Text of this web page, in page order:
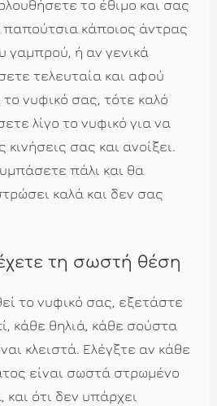
το έθιμο και σας
κάποιος άντρας
γαμπρού, ή αν γενικά
τελευταία και αφού
νυφικό σας, τότε καλό
λίγο το νυφικό για να
κινήσεις σας και ανοίξει.
πάλι και θα
καλά και δεν σας
τη σωστή θέση
το νυφικό σας, εξετάστε
κάθε θηλιά, κάθε σούστα
κλειστά. Ελέγξτε αν κάθε
είναι σωστά στρωμένο
ότι δεν υπάρχει